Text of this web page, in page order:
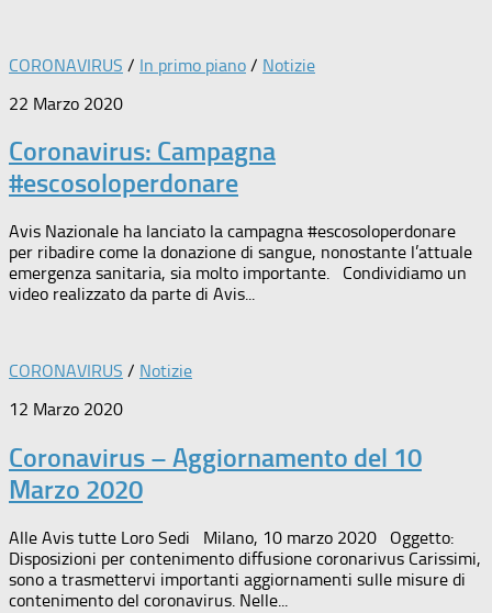
CORONAVIRUS / In primo piano / Notizie
22 Marzo 2020
Coronavirus: Campagna
#escosoloperdonare
Avis Nazionale ha lanciato la campagna #escosoloperdonare
per ribadire come la donazione di sangue, nonostante l’attuale
emergenza sanitaria, sia molto importante. Condividiamo un
video realizzato da parte di Avis...
CORONAVIRUS / Notizie
12 Marzo 2020
Coronavirus – Aggiornamento del 10
Marzo 2020
Alle Avis tutte Loro Sedi Milano, 10 marzo 2020 Oggetto:
Disposizioni per contenimento diffusione coronarivus Carissimi,
sono a trasmettervi importanti aggiornamenti sulle misure di
contenimento del coronavirus. Nelle...